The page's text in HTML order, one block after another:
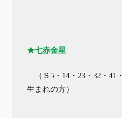
★七赤金星
（Ｓ5・14・23・32・41
生まれの方）